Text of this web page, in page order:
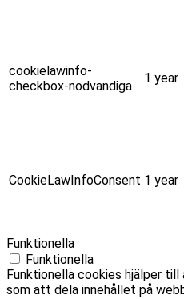
cookielawinfo-
checkbox-nodvandiga
1 year
CookieLawInfoConsent 1 year
Funktionella
Funktionella
Funktionella cookies hjälper
som att dela innehållet på